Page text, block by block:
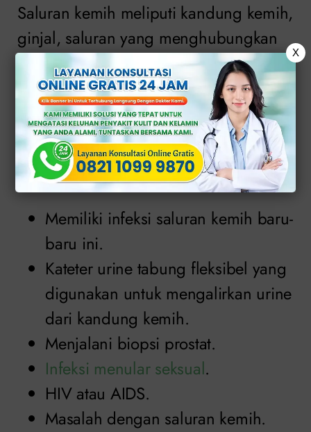
Saluran kemih meliputi kandung kemih,
ginjal, saluran yang menghubungkan
ginjal dengan kandung kemih (ureter)
dan uretra.
Dalam kasus ini, penyebab gejala tidak
jelas. Seseorang kemungkinan terkena
prostatitis akut jika memiliki:
Memiliki infeksi saluran kemih baru-
baru ini.
Kateter urine tabung fleksibel yang
digunakan untuk mengalirkan urine
dari kandung kemih.
Menjalani biopsi prostat.
Infeksi menular seksual.
HIV atau AIDS.
Masalah dengan saluran kemih.
X